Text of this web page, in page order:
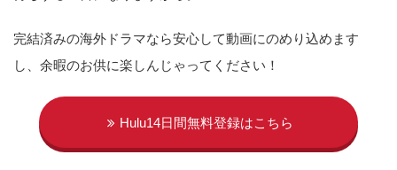
完結済みの海外ドラマなら安心して動画にのめり込めます
し、余暇のお供に楽しんじゃってください！
Hulu14日間無料登録はこちら